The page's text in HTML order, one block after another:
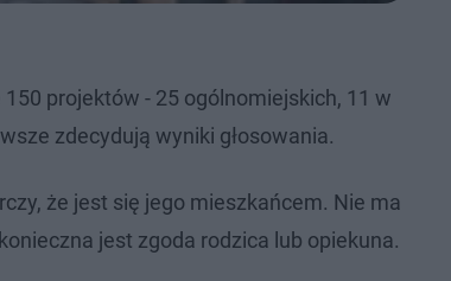
projektów - 25 ogólnomiejskich, 11 w
zdecydują wyniki głosowania.
że jest się jego mieszkańcem. Nie ma
jest zgoda rodzica lub opiekuna.